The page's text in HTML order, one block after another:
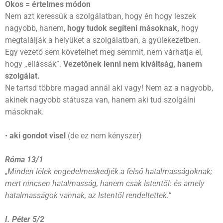
Okos = értelmes módon
Nem azt keressük a szolgálatban, hogy én hogy leszek
nagyobb, hanem, hogy tudok segíteni másoknak, hogy
megtalálják a helyüket a szolgálatban, a gyülekezetben.
Egy vezető sem követelhet meg semmit, nem várhatja el,
hogy „ellássák”. Vezetőnek lenni nem kiváltság, hanem
szolgálat.
Ne tartsd többre magad annál aki vagy! Nem az a nagyobb,
akinek nagyobb státusza van, hanem aki tud szolgálni
másoknak.
• aki gondot visel (de ez nem kényszer)
Róma 13/1
„Minden lélek engedelmeskedjék a felső hatalmasságoknak;
mert nincsen hatalmasság, hanem csak Istentől: és amely
hatalmasságok vannak, az Istentől rendeltettek.”
I. Péter 5/2